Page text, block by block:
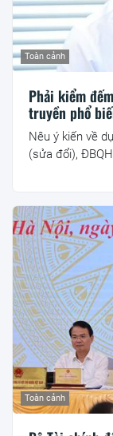
Phải kiểm
truyền phổ
Toàn cảnh
Nêu ý kiến về
(sửa đổi),
Toàn cảnh